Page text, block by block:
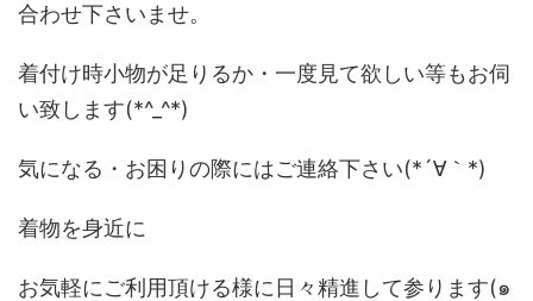
合わせ下さいませ。
着付け時小物が足りるか・一度見て欲しい等もお伺
い致します(*^_^*)
気になる・お困りの際にはご連絡下さい(*´∀｀*)
着物を身近に
お気軽にご利用頂ける様に日々精進して参ります(๑